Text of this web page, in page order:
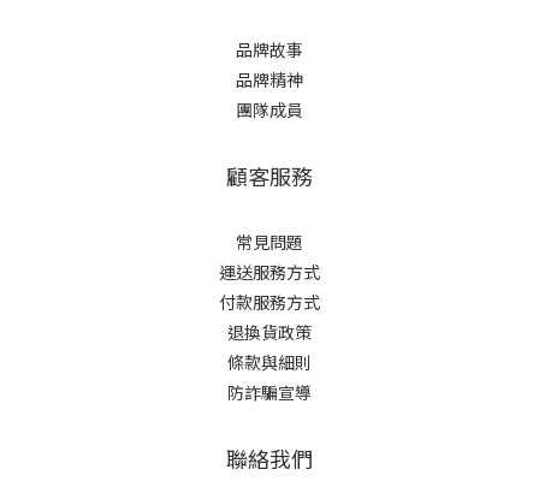
品牌故事
品牌精神
團隊成員
顧客服務
常見問題
運送服務方式
付款服務方式
退換貨政策
條款與細則
防詐騙宣導
聯絡我們